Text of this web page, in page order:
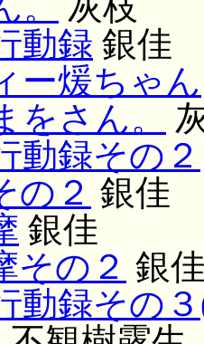
動録 銀佳
ー煖ちゃん
をさん。
動録その２
の２ 銀佳
銀佳
その２ 銀
動録その